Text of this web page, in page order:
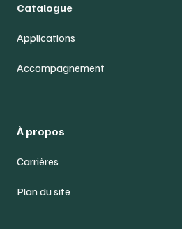
Catalogue
Applications
Accompagnement
À propos
Carrières
Plan du site